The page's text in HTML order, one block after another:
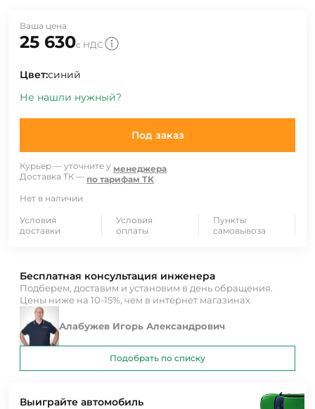
Ваша цена
25 630с НДС
Цвет:синий
Не нашли нужный?
Под заказ
Курьер — уточните у менеджера
Доставка ТК — по тарифам ТК
Нет в наличии
Условия
доставки
Условия
оплаты
Пункты
самовывоза
Выиграйте автомобиль
Бесплатная консультация инженера
Подберем, доставим и установим в день обращения.
Цены ниже на 10-15%, чем в интернет магазинах
Алабужев Игорь Александрович
Подобрать по списку